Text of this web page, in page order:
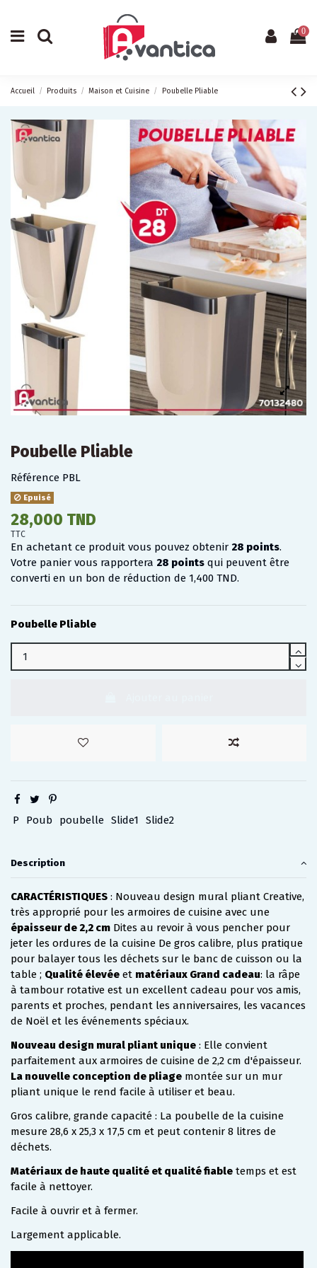
0
Accueil Produits Maison et Cuisine Poubelle Pliable
Poubelle Pliable
Référence PBL
Epuisé
28,000 TND
TTC
En achetant ce produit vous pouvez obtenir 28 points.
Votre panier vous rapportera 28 points qui peuvent être
converti en un bon de réduction de 1,400 TND.
Poubelle Pliable
P Poub poubelle Slide1 Slide2
Description
CARACTÉRISTIQUES : Nouveau design mural pliant Creative,
très approprié pour les armoires de cuisine avec une
épaisseur de 2,2 cm Dites au revoir à vous pencher pour
jeter les ordures de la cuisine De gros calibre, plus pratique
pour balayer tous les déchets sur le banc de cuisson ou la
table ; Qualité élevée et matériaux Grand cadeau: la râpe
à tambour rotative est un excellent cadeau pour vos amis,
parents et proches, pendant les anniversaires, les vacances
de Noël et les événements spéciaux.
Nouveau design mural pliant unique : Elle convient
parfaitement aux armoires de cuisine de 2,2 cm d'épaisseur.
La nouvelle conception de pliage montée sur un mur
pliant unique le rend facile à utiliser et beau.
Gros calibre, grande capacité : La poubelle de la cuisine
mesure 28,6 x 25,3 x 17,5 cm et peut contenir 8 litres de
déchets.
Matériaux de haute qualité et qualité fiable temps et est
facile à nettoyer.
Facile à ouvrir et à fermer.
Largement applicable.